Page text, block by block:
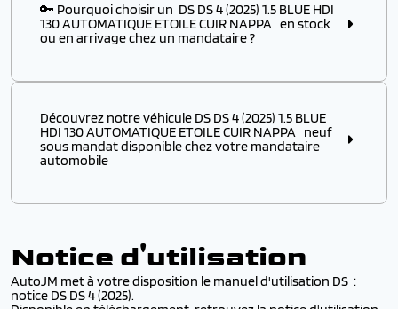
🔑 Pourquoi choisir un DS DS 4 (2025) 1.5 BLUE HDI
130 AUTOMATIQUE ETOILE CUIR NAPPA en stock
ou en arrivage chez un mandataire ?
Choisir ce modèleen stockouen arrivagechez un
✔️ D’obtenir unmodèle disponible immédiatement
sans attendre plusieurs mois de délai usine
distributeurs européens
en main simplifiée
✔️ D’accéder à des
DS récents
avec options et
finitions populaires
Découvrez notre véhicule DS DS 4 (2025) 1.5 BLUE
HDI 130 AUTOMATIQUE ETOILE CUIR NAPPA neuf
sous mandat disponible chez votre mandataire
automobile
Découvrez notre véhicule DS DS 4 (2025) 1.5 BLUE HDI
automobile. Profitez deprix remisés sur votre DS
rapport au tarif catalogue constructeur, tout en
bénéficiant de lagarantie constructeuret d’un
service delivraison rapide
Notice d'utilisation
AutoJM met à votre disposition le manuel d'utilisation DS :
notice DS DS 4 (2025).